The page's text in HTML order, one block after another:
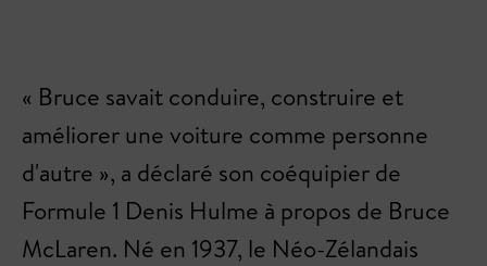
« Bruce savait conduire, construire et
améliorer une voiture comme personne
d'autre », a déclaré son coéquipier de
Formule 1 Denis Hulme à propos de Bruce
McLaren. Né en 1937, le Néo-Zélandais